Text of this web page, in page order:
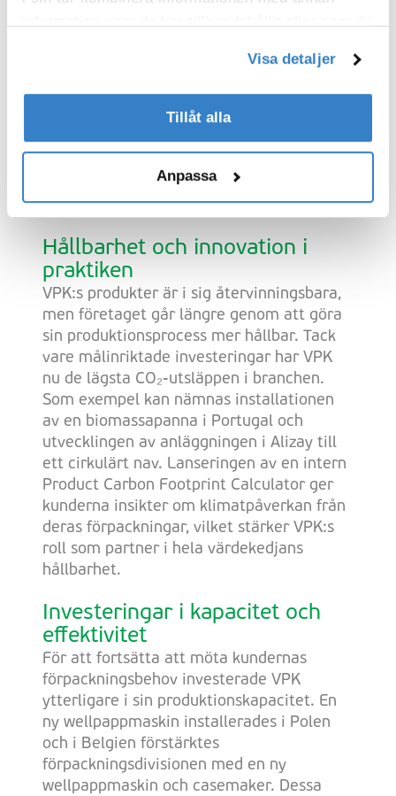
information som du har tillhandahållit eller som de
Visa detaljer
Tillåt alla
Anpassa
i linje med strategin att kombinera lokalt
integrerad affärsmodell. Den
framgångsrika integrationen av den
iberiska Arteche Group i Corex och
Europa bidrog också till att bredda
verksamheten.
Hållbarhet och innovation i
praktiken
VPK:s produkter är i sig återvinningsbara,
men företaget går längre genom att göra
sin produktionsprocess mer hållbar. Tack
vare målinriktade investeringar har VPK
nu de lägsta CO₂-utsläppen i branchen.
Som exempel kan nämnas installationen
av en biomassapanna i Portugal och
utvecklingen av anläggningen i Alizay till
ett cirkulärt nav. Lanseringen av en intern
Product Carbon Footprint Calculator ger
kunderna insikter om klimatpåverkan från
deras förpackningar, vilket stärker VPK:s
roll som partner i hela värdekedjans
hållbarhet.
Investeringar i kapacitet och
effektivitet
För att fortsätta att möta kundernas
förpackningsbehov investerade VPK
ytterligare i sin produktionskapacitet. En
ny wellpappmaskin installerades i Polen
och i Belgien förstärktes
förpackningsdivisionen med en ny
wellpappmaskin och casemaker. Dessa